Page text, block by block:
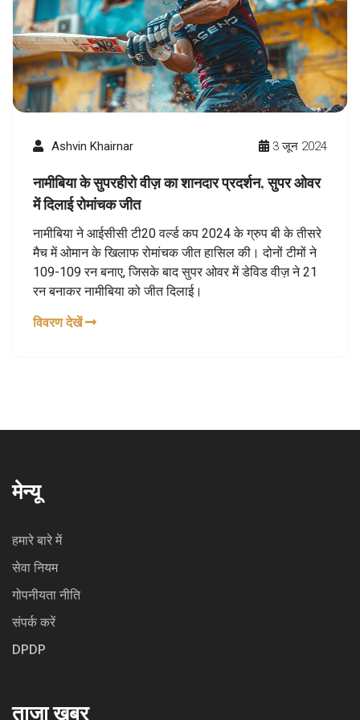
Ashvin Khairnar 3 जून 2024
नामीबिया के सुपरहीरो वीज़ का शानदार प्रदर्शन, सुपर ओवर
में दिलाई रोमांचक जीत
नामीबिया ने आईसीसी टी20 वर्ल्ड कप 2024 के ग्रुप बी के तीसरे
मैच में ओमान के खिलाफ रोमांचक जीत हासिल की। दोनों टीमों ने
109-109 रन बनाए, जिसके बाद सुपर ओवर में डेविड वीज़ ने 21
रन बनाकर नामीबिया को जीत दिलाई।
विवरण देखें
मेन्यू
हमारे बारे में
सेवा नियम
गोपनीयता नीति
संपर्क करें
DPDP
ताजा खबर